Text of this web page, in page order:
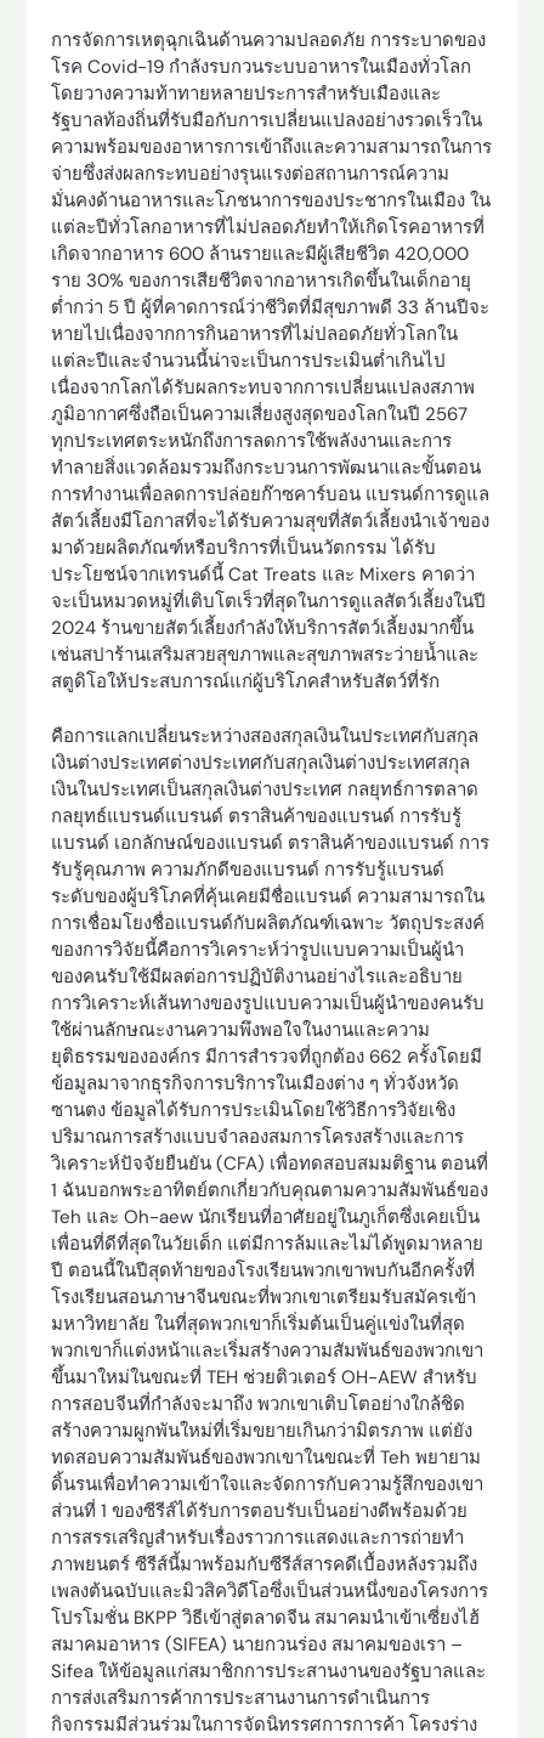
การจัดการเหตุฉุกเฉินด้านความปลอดภัย การระบาดของ
โรค Covid-19 กำลังรบกวนระบบอาหารในเมืองทั่วโลก
โดยวางความท้าทายหลายประการสำหรับเมืองและ
รัฐบาลท้องถิ่นที่รับมือกับการเปลี่ยนแปลงอย่างรวดเร็วใน
ความพร้อมของอาหารการเข้าถึงและความสามารถในการ
จ่ายซึ่งส่งผลกระทบอย่างรุนแรงต่อสถานการณ์ความ
มั่นคงด้านอาหารและโภชนาการของประชากรในเมือง ใน
แต่ละปีทั่วโลกอาหารที่ไม่ปลอดภัยทำให้เกิดโรคอาหารที่
เกิดจากอาหาร 600 ล้านรายและมีผู้เสียชีวิต 420,000
ราย 30% ของการเสียชีวิตจากอาหารเกิดขึ้นในเด็กอายุ
ต่ำกว่า 5 ปี ผู้ที่คาดการณ์ว่าชีวิตที่มีสุขภาพดี 33 ล้านปีจะ
หายไปเนื่องจากการกินอาหารที่ไม่ปลอดภัยทั่วโลกใน
แต่ละปีและจำนวนนี้น่าจะเป็นการประเมินต่ำเกินไป
เนื่องจากโลกได้รับผลกระทบจากการเปลี่ยนแปลงสภาพ
ภูมิอากาศซึ่งถือเป็นความเสี่ยงสูงสุดของโลกในปี 2567
ทุกประเทศตระหนักถึงการลดการใช้พลังงานและการ
ทำลายสิ่งแวดล้อมรวมถึงกระบวนการพัฒนาและขั้นตอน
การทำงานเพื่อลดการปล่อยก๊าซคาร์บอน แบรนด์การดูแล
สัตว์เลี้ยงมีโอกาสที่จะได้รับความสุขที่สัตว์เลี้ยงนำเจ้าของ
มาด้วยผลิตภัณฑ์หรือบริการที่เป็นนวัตกรรม ได้รับ
ประโยชน์จากเทรนด์นี้ Cat Treats และ Mixers คาดว่า
จะเป็นหมวดหมู่ที่เติบโตเร็วที่สุดในการดูแลสัตว์เลี้ยงในปี
2024 ร้านขายสัตว์เลี้ยงกำลังให้บริการสัตว์เลี้ยงมากขึ้น
เช่นสปาร้านเสริมสวยสุขภาพและสุขภาพสระว่ายน้ำและ
สตูดิโอให้ประสบการณ์แก่ผู้บริโภคสำหรับสัตว์ที่รัก
คือการแลกเปลี่ยนระหว่างสองสกุลเงินในประเทศกับสกุล
เงินต่างประเทศต่างประเทศกับสกุลเงินต่างประเทศสกุล
เงินในประเทศเป็นสกุลเงินต่างประเทศ กลยุทธ์การตลาด
กลยุทธ์แบรนด์แบรนด์ ตราสินค้าของแบรนด์ การรับรู้
แบรนด์ เอกลักษณ์ของแบรนด์ ตราสินค้าของแบรนด์ การ
รับรู้คุณภาพ ความภักดีของแบรนด์ การรับรู้แบรนด์
ระดับของผู้บริโภคที่คุ้นเคยมีชื่อแบรนด์ ความสามารถใน
การเชื่อมโยงชื่อแบรนด์กับผลิตภัณฑ์เฉพาะ วัตถุประสงค์
ของการวิจัยนี้คือการวิเคราะห์ว่ารูปแบบความเป็นผู้นำ
ของคนรับใช้มีผลต่อการปฏิบัติงานอย่างไรและอธิบาย
การวิเคราะห์เส้นทางของรูปแบบความเป็นผู้นำของคนรับ
ใช้ผ่านลักษณะงานความพึงพอใจในงานและความ
ยุติธรรมขององค์กร มีการสำรวจที่ถูกต้อง 662 ครั้งโดยมี
ข้อมูลมาจากธุรกิจการบริการในเมืองต่าง ๆ ทั่วจังหวัด
ซานตง ข้อมูลได้รับการประเมินโดยใช้วิธีการวิจัยเชิง
ปริมาณการสร้างแบบจำลองสมการโครงสร้างและการ
วิเคราะห์ปัจจัยยืนยัน (CFA) เพื่อทดสอบสมมติฐาน ตอนที่
1 ฉันบอกพระอาทิตย์ตกเกี่ยวกับคุณตามความสัมพันธ์ของ
Teh และ Oh-aew นักเรียนที่อาศัยอยู่ในภูเก็ตซึ่งเคยเป็น
เพื่อนที่ดีที่สุดในวัยเด็ก แต่มีการล้มและไม่ได้พูดมาหลาย
ปี ตอนนี้ในปีสุดท้ายของโรงเรียนพวกเขาพบกันอีกครั้งที่
โรงเรียนสอนภาษาจีนขณะที่พวกเขาเตรียมรับสมัครเข้า
มหาวิทยาลัย ในที่สุดพวกเขาก็เริ่มต้นเป็นคู่แข่งในที่สุด
พวกเขาก็แต่งหน้าและเริ่มสร้างความสัมพันธ์ของพวกเขา
ขึ้นมาใหม่ในขณะที่ TEH ช่วยติวเตอร์ OH-AEW สำหรับ
การสอบจีนที่กำลังจะมาถึง พวกเขาเติบโตอย่างใกล้ชิด
สร้างความผูกพันใหม่ที่เริ่มขยายเกินกว่ามิตรภาพ แต่ยัง
ทดสอบความสัมพันธ์ของพวกเขาในขณะที่ Teh พยายาม
ดิ้นรนเพื่อทำความเข้าใจและจัดการกับความรู้สึกของเขา
ส่วนที่ 1 ของซีรีส์ได้รับการตอบรับเป็นอย่างดีพร้อมด้วย
การสรรเสริญสำหรับเรื่องราวการแสดงและการถ่ายทำ
ภาพยนตร์ ซีรีส์นี้มาพร้อมกับซีรีส์สารคดีเบื้องหลังรวมถึง
เพลงต้นฉบับและมิวสิควิดีโอซึ่งเป็นส่วนหนึ่งของโครงการ
โปรโมชั่น BKPP วิธีเข้าสู่ตลาดจีน สมาคมนำเข้าเซี่ยงไฮ้
สมาคมอาหาร (SIFEA) นายกวนร่อง สมาคมของเรา –
Sifea ให้ข้อมูลแก่สมาชิกการประสานงานของรัฐบาลและ
การส่งเสริมการค้าการประสานงานการดำเนินการ
กิจกรรมมีส่วนร่วมในการจัดนิทรรศการการค้า โครงร่าง